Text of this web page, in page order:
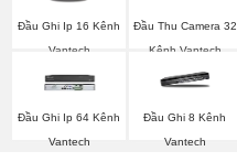
Đầu Ghi Ip 16 Kênh
Vantech
Đầu Thu Camera 32
Kênh Vantech
Đầu Ghi Ip 64 Kênh
Vantech
Đầu Ghi 8 Kênh
Vantech